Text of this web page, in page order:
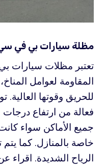
مظلة سيارات بي في
تعتبر مظلات سيارات
المقاومة لعوامل
للحريق وقوتها
فعالة من ارتفاع
جميع الأماكن سواء
خاصة بالمنازل. كما
الرياح الشديدة. اقراء